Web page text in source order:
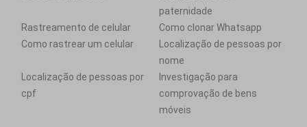
paternidade
Rastreamento de celular
Como clonar Whatsapp
Como rastrear um celular
Localização de pessoas por
nome
Localização de pessoas por
cpf
Investigação para
comprovação de bens
móveis